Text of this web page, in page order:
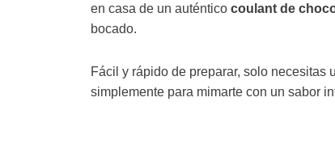
en casa de un auténtico coulant de
bocado.
Fácil y rápido de preparar, solo
simplemente para mimarte con un sabor